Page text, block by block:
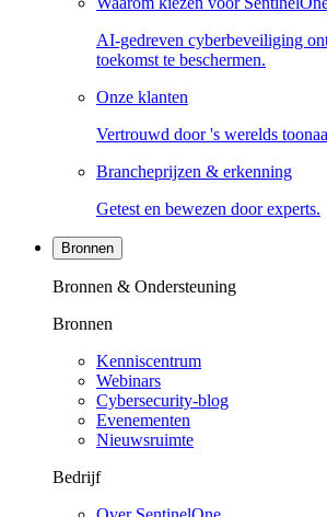
AI-gedreven cyberbeveiliging
toekomst te beschermen.
Onze klanten
Vertrouwd door 's werelds
Brancheprijzen & erkenning
Getest en bewezen door experts.
Bronnen
Bronnen & Ondersteuning
Bronnen
Kenniscentrum
Webinars
Cybersecurity-blog
Evenementen
Nieuwsruimte
Bedrijf